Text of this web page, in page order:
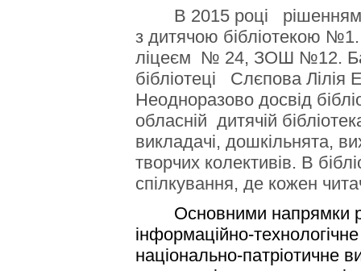
В 2015 році рішенням
з дитячою бібліотекою №1.
ліцеєм № 24, ЗОШ №12.
бібліотеці Слєпова
Неодноразово досвід
обласній дитячій
викладачі, дошкільнята,
творчих колективів. В
спілкування, де кожен
Основними напрямки
інформаційно-
національно-патріотичне